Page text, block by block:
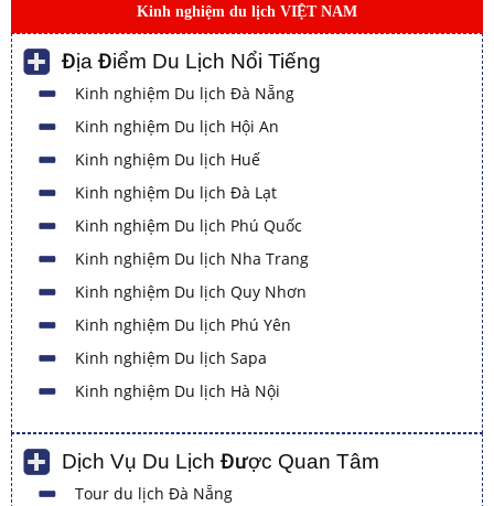
Kinh nghiệm du lịch VIỆT NAM
Địa Điểm Du Lịch Nổi Tiếng
Kinh nghiệm Du lịch Đà Nẵng
Kinh nghiệm Du lịch Hội An
Kinh nghiệm Du lịch Huế
Kinh nghiệm Du lịch Đà Lạt
Kinh nghiệm Du lịch Phú Quốc
Kinh nghiệm Du lịch Nha Trang
Kinh nghiệm Du lịch Quy Nhơn
Kinh nghiệm Du lịch Phú Yên
Kinh nghiệm Du lịch Sapa
Kinh nghiệm Du lịch Hà Nội
Dịch Vụ Du Lịch Được Quan Tâm
Tour du lịch Đà Nẵng